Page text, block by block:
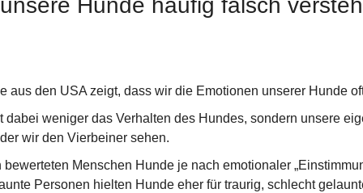
Hunde häufig falsch
aus den USA zeigt, dass wir die Emotionen unserer Hunde
dabei weniger das Verhalten des Hundes, sondern unsere
wir den Vierbeiner sehen.
Menschen Hunde je nach emotionaler
Personen hielten Hunde eher für traurig, schlecht